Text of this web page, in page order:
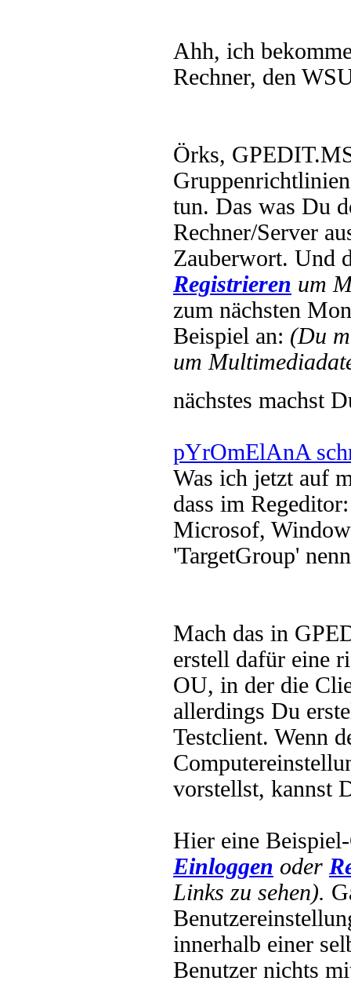
Ahh, ich
Rechner, den
Örks,
tun. Das was Du
Rechner/Server
Zauberwort. Und
Registrieren um
zum nächsten
Beispiel an: (Du
um
nächstes machst
pYrOmElAnA
Was ich jetzt auf
dass im
Microsof,
'TargetGroup'
Mach das in
erstell dafür eine
OU, in der die
allerdings Du
Testclient. Wenn
vorstellst, kannst
Hier eine
Einloggen oder
Links zu sehen).
innerhalb einer
Benutzer nichts